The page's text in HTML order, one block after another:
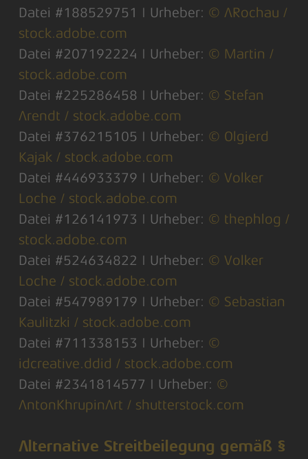
Datei #188529751 | Urheber: © ARochau /
stock.adobe.com
Datei #207192224 | Urheber: © Martin /
stock.adobe.com
Datei #225286458 | Urheber: © Stefan
Arendt / stock.adobe.com
Datei #376215105 | Urheber: © Olgierd
Kajak / stock.adobe.com
Datei #446933379 | Urheber: © Volker
Loche / stock.adobe.com
Datei #126141973 | Urheber: © thephlog /
stock.adobe.com
Datei #524634822 | Urheber: © Volker
Loche / stock.adobe.com
Datei #547989179 | Urheber: © Sebastian
Kaulitzki / stock.adobe.com
Datei #711338153 | Urheber: ©
idcreative.ddid / stock.adobe.com
Datei #2341814577 | Urheber: ©
AntonKhrupinArt / shutterstock.com
Alternative Streitbeilegung gemäß §